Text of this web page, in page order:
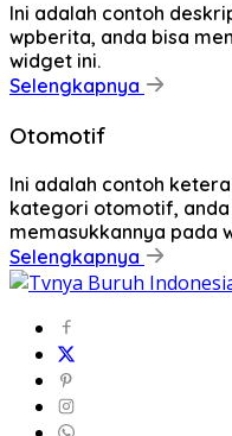
Ini adalah contoh
wpberita, anda bisa
widget ini.
Selengkapnya
Otomotif
Ini adalah contoh
kategori otomotif, anda
memasukkannya pada
Selengkapnya